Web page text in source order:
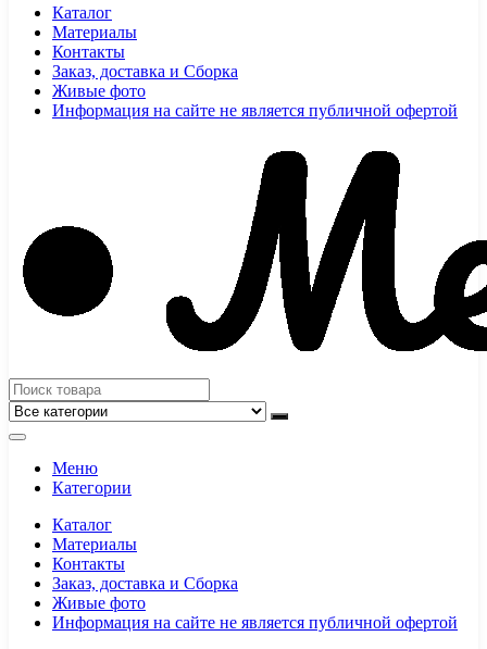
Каталог
Материалы
Контакты
Заказ, доставка и Сборка
Живые фото
Информация на сайте не является публичной офертой
Меню
Категории
Каталог
Материалы
Контакты
Заказ, доставка и Сборка
Живые фото
Информация на сайте не является публичной офертой